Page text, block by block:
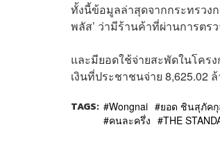
ทั้งนี้ข้อมูลล่าสุดจากกระทรวง
พลัส’ ว่ามีร้านค้าที่ผ่านการตร
และมียอดใช้จ่ายสะพัดในโครง
เงินที่ประชาชนจ่าย 8,625.02
TAGS: Wongnai ยอด ชินสุภัค
คนละครึ่ง
THE